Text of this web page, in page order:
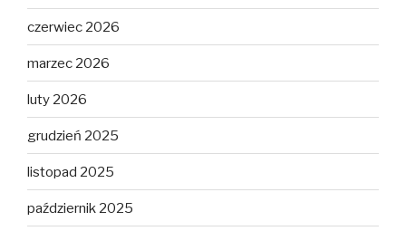
czerwiec 2026
marzec 2026
luty 2026
grudzień 2025
listopad 2025
październik 2025